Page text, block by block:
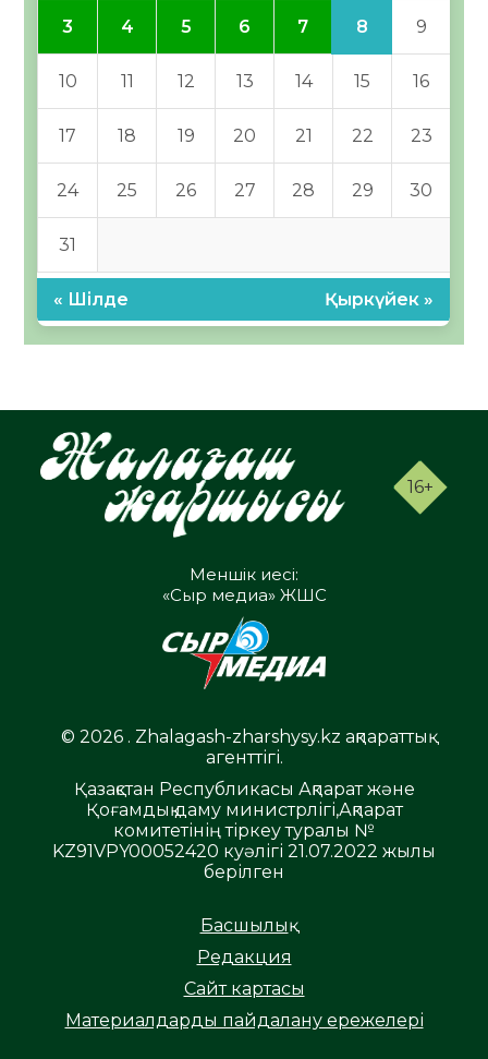
3 4 5 6 7 8 9
10 11 12 13 14 15 16
17 18 19 20 21 22 23
24 25 26 27 28 29 30
31
« Шілде Қыркүйек »
16+
Меншік иесі:
«Сыр медиа» ЖШС
© 2026 . Zhalagash-zharshysy.kz ақпараттық
агенттігі.
Қазақстан Республикасы Ақпарат және
Қоғамдық даму министрлігі,Ақпарат
комитетінің тіркеу туралы №
KZ91VPY00052420 куәлігі 21.07.2022 жылы
берілген
Басшылық
Редакция
Сайт картасы
Материалдарды пайдалану ережелері